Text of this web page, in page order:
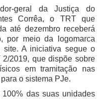
Saúde de Magistrados e
Infantil e de Estímulo à
geral da Justiça do
Corrêa, o TRT que
até dezembro receberá
por meio da logomarca
site. A iniciativa segue o
2019, que dispõe sobre
em tramitação nas
o sistema PJe.
das suas unidades